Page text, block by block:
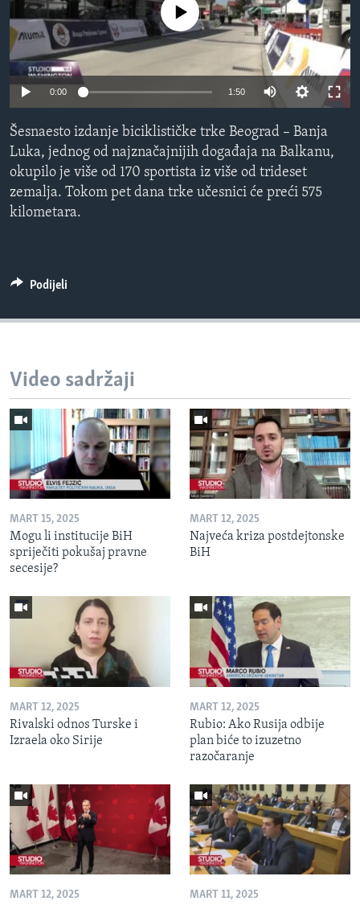
MAGAZIN
O GLASU AMERIKE
Learning English
PRATITE NAS
Jezici
No media source currently available
0:00 1:50
Šesnaesto izdanje biciklističke trke Beograd – Banja
Luka, jednog od najznačajnijih događaja na Balkanu,
okupilo je više od 170 sportista iz više od trideset
zemalja. Tokom pet dana trke učesnici će preći 575
kilometara.
Podijeli
Video sadržaji
MART 15, 2025
Mogu li institucije BiH
spriječiti pokušaj pravne
secesije?
MART 12, 2025
Najveća kriza postdejtonske
BiH
MART 12, 2025
Rivalski odnos Turske i
Izraela oko Sirije
MART 12, 2025
Rubio: Ako Rusija odbije
plan biće to izuzetno
razočaranje
MART 12, 2025 MART 11, 2025